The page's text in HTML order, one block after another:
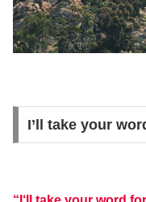
I’ll take your